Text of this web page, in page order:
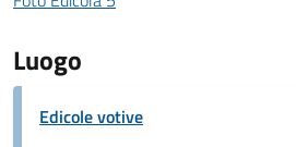
Luogo
Edicole votive